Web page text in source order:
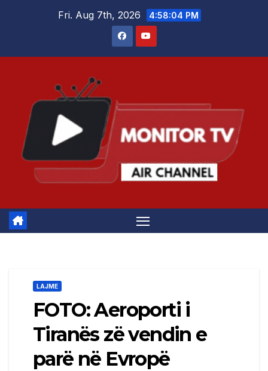
Fri. Aug 7th, 2026 4:58:04 PM
LAJME
FOTO: Aeroporti i
Tiranës zë vendin e
parë në Evropë